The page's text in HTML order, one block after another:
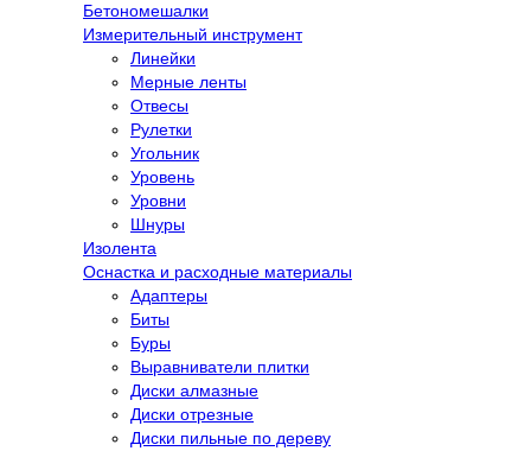
Бетономешалки
Измерительный инструмент
Линейки
Мерные ленты
Отвесы
Рулетки
Угольник
Уровень
Уровни
Шнуры
Изолента
Оснастка и расходные материалы
Адаптеры
Биты
Буры
Выравниватели плитки
Диски алмазные
Диски отрезные
Диски пильные по дереву